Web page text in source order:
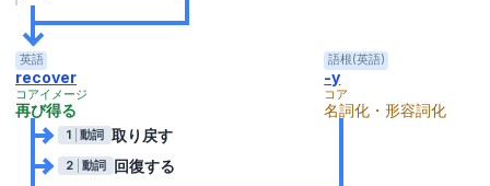
英語
recover
コアイメージ
再び得る
1 動詞 取り戻す
2 動詞 回復する
語根(英語)
-y
コア
名詞化・形容詞化